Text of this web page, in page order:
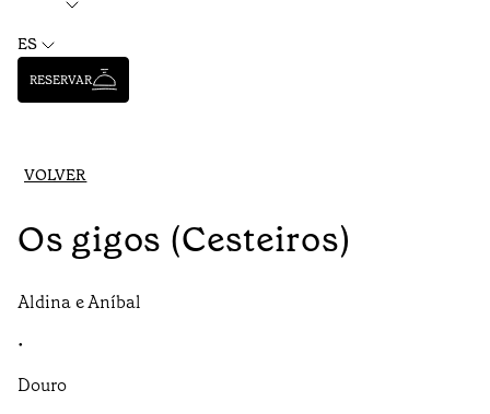
ES
RESERVAR
VOLVER
Os gigos (Cesteiros)
Aldina e Aníbal
•
Douro